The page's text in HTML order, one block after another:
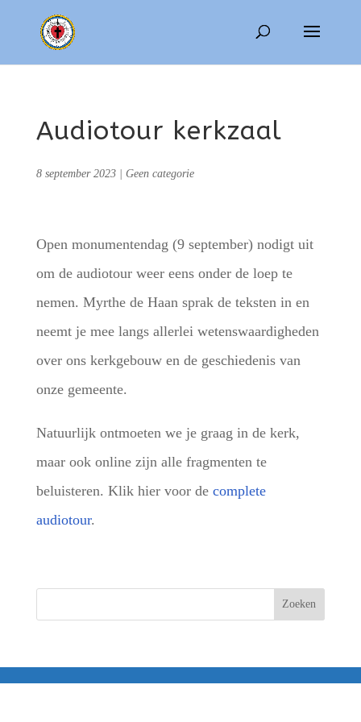
Audiotour kerkzaal
8 september 2023| Geen categorie
Open monumentendag (9 september) nodigt uit
om de audiotour weer eens onder de loep te
nemen. Myrthe de Haan sprak de teksten in en
neemt je mee langs allerlei wetenswaardigheden
over ons kerkgebouw en de geschiedenis van
onze gemeente.
Natuurlijk ontmoeten we je graag in de kerk,
maar ook online zijn alle fragmenten te
beluisteren. Klik hier voor de complete
audiotour.